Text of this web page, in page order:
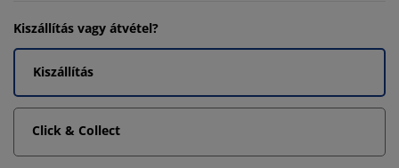
Kiszállítás vagy átvétel?
Kiszállítás
Click & Collect